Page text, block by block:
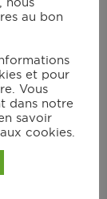
œufs
de
au bon
et pour
Vous
dans notre
savoir
cookies.